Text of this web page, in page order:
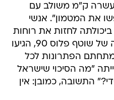
עשרה ק"מ משולב עם
את המטמון". אנשי
הידועה ביכולתה לחזות את רוחות
המלחמה ממזרח בהתראה של שוטף פלוס 90, הגיעו
הפתרונות לכל
"מה הסיכוי שישראל
התשובה, כמובן: אין